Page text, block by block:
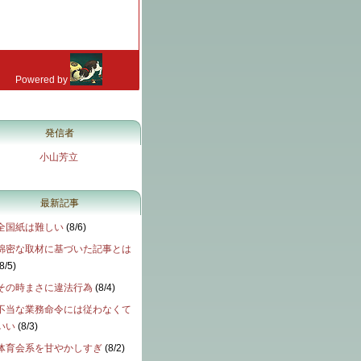
発信者
小山芳立
最新記事
国紙は難しい (8/6)
密な取材に基づいた記事とは
8/5)
の時まさに違法行為 (8/4)
当な業務命令には従わなくて
い (8/3)
育会系を甘やかしすぎ (8/2)